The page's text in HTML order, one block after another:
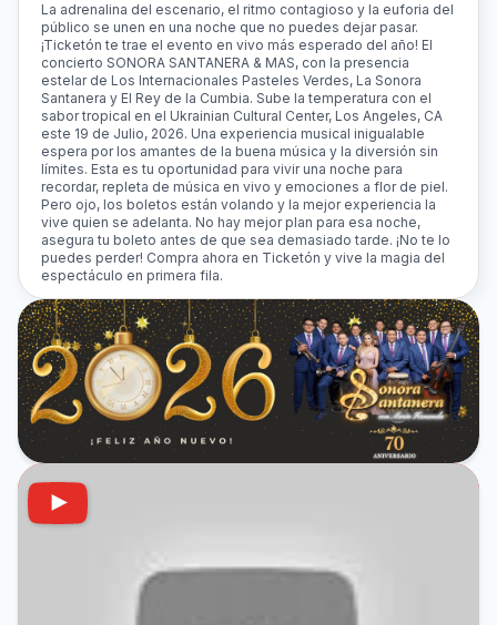
La adrenalina del escenario, el ritmo contagioso y la euforia del
público se unen en una noche que no puedes dejar pasar.
¡Ticketón te trae el evento en vivo más esperado del año! El
concierto SONORA SANTANERA & MAS, con la presencia
estelar de Los Internacionales Pasteles Verdes, La Sonora
Santanera y El Rey de la Cumbia. Sube la temperatura con el
sabor tropical en el Ukrainian Cultural Center, Los Angeles, CA
este 19 de Julio, 2026. Una experiencia musical inigualable
espera por los amantes de la buena música y la diversión sin
límites. Esta es tu oportunidad para vivir una noche para
recordar, repleta de música en vivo y emociones a flor de piel.
Pero ojo, los boletos están volando y la mejor experiencia la
vive quien se adelanta. No hay mejor plan para esa noche,
asegura tu boleto antes de que sea demasiado tarde. ¡No te lo
puedes perder! Compra ahora en Ticketón y vive la magia del
espectáculo en primera fila.